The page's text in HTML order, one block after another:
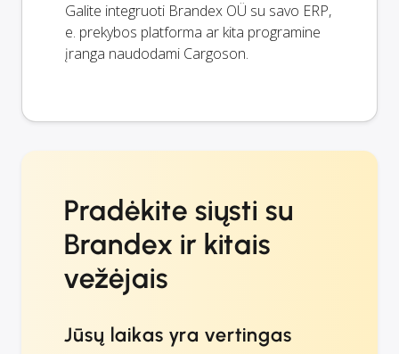
Galite integruoti Brandex OÜ su savo ERP,
e. prekybos platforma ar kita programine
įranga naudodami Cargoson.
Pradėkite siųsti su
Brandex ir kitais
vežėjais
Jūsų laikas yra vertingas